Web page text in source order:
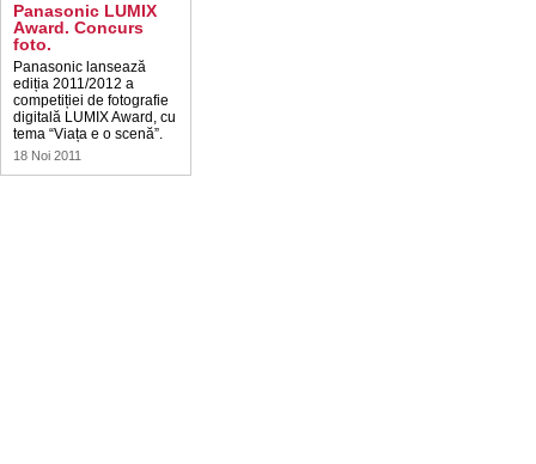
Panasonic LUMIX
Award. Concurs
foto.
Panasonic lansează
ediția 2011/2012 a
competiției de fotografie
digitală LUMIX Award, cu
tema “Viața e o scenă”.
18 Noi 2011